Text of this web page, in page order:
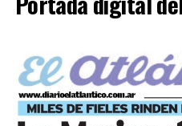
En paralelo, distintos
y trabajo, para visibilizar la
desocupados.